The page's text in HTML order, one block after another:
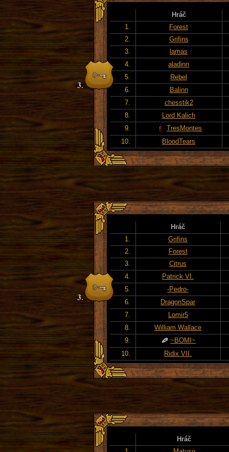
Hráč
1.
Forest
2.
Grifins
3.
lamas
4.
aladinn
5.
Rebel
6.
Balinn
7.
chesstik2
8.
Lord Kalich
9.
TresMontes
10.
BloodTears
Hráč
1.
Grifins
2.
Forest
3.
Citrus
4.
Patrick VI.
5.
-Pedro-
6.
DragonSpar
7.
Lomir5
8.
William Wallace
9.
~BOMI~
10.
Ridix VII.
Hráč